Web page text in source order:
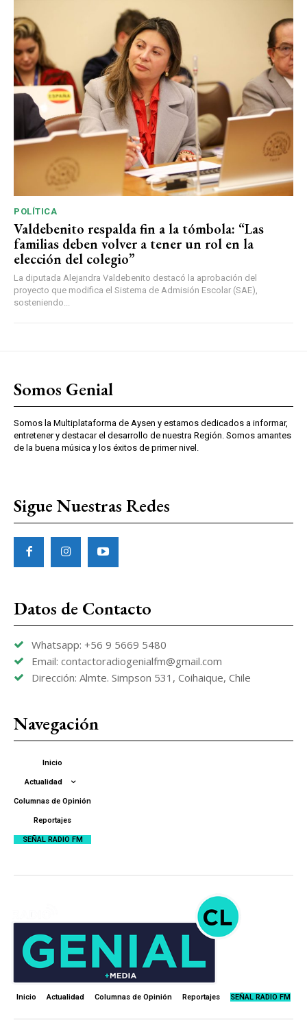
POLÍTICA
Valdebenito respalda fin a la tómbola: “Las
familias deben volver a tener un rol en la
elección del colegio”
La diputada Alejandra Valdebenito destacó la aprobación del
proyecto que modifica el Sistema de Admisión Escolar (SAE),
sosteniendo...
Somos Genial
Somos la Multiplataforma de Aysen y estamos dedicados a informar,
entretener y destacar el desarrollo de nuestra Región. Somos amantes
de la buena música y los éxitos de primer nivel.
Sigue Nuestras Redes
Datos de Contacto
Whatsapp: +56 9 5669 5480
Email: contactoradiogenialfm@gmail.com
Dirección: Almte. Simpson 531, Coihaique, Chile
Navegación
Inicio
Actualidad
Columnas de Opinión
Reportajes
SEÑAL RADIO FM
Inicio Actualidad Columnas de Opinión Reportajes SEÑAL RADIO FM